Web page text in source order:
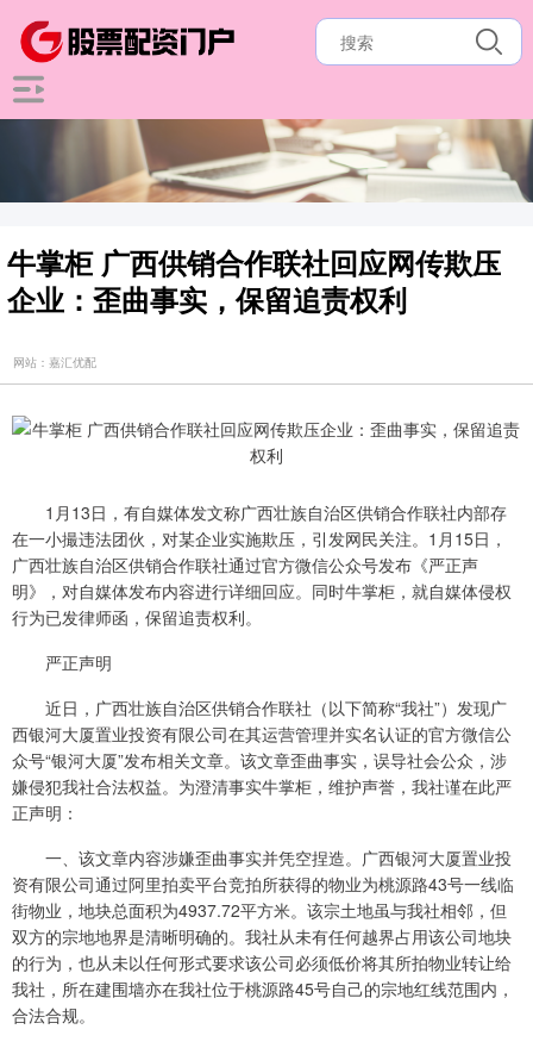
牛掌柜 广西供销合作联社回应网传欺压
企业：歪曲事实，保留追责权利
网站：嘉汇优配
1月13日，有自媒体发文称广西壮族自治区供销合作联社内部存
在一小撮违法团伙，对某企业实施欺压，引发网民关注。1月15日，
广西壮族自治区供销合作联社通过官方微信公众号发布《严正声
明》，对自媒体发布内容进行详细回应。同时牛掌柜，就自媒体侵权
行为已发律师函，保留追责权利。
严正声明
近日，广西壮族自治区供销合作联社（以下简称“我社”）发现广
西银河大厦置业投资有限公司在其运营管理并实名认证的官方微信公
众号“银河大厦”发布相关文章。该文章歪曲事实，误导社会公众，涉
嫌侵犯我社合法权益。为澄清事实牛掌柜，维护声誉，我社谨在此严
正声明：
一、该文章内容涉嫌歪曲事实并凭空捏造。广西银河大厦置业投
资有限公司通过阿里拍卖平台竞拍所获得的物业为桃源路43号一线临
街物业，地块总面积为4937.72平方米。该宗土地虽与我社相邻，但
双方的宗地地界是清晰明确的。我社从未有任何越界占用该公司地块
的行为，也从未以任何形式要求该公司必须低价将其所拍物业转让给
我社，所在建围墙亦在我社位于桃源路45号自己的宗地红线范围内，
合法合规。